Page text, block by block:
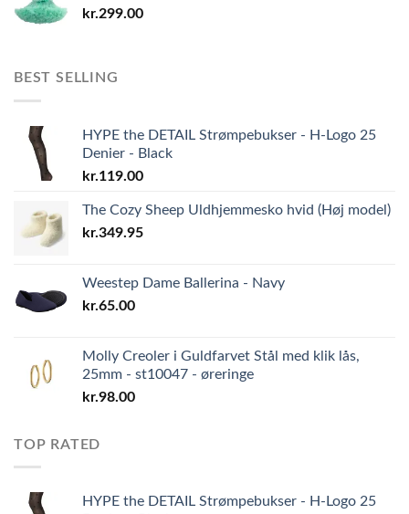
kr.299.00
BEST SELLING
HYPE the DETAIL Strømpebukser - H-Logo 25
Denier - Black
kr.119.00
The Cozy Sheep Uldhjemmesko hvid (Høj model)
kr.349.95
Weestep Dame Ballerina - Navy
kr.65.00
Molly Creoler i Guldfarvet Stål med klik lås,
25mm - st10047 - øreringe
kr.98.00
TOP RATED
HYPE the DETAIL Strømpebukser - H-Logo 25